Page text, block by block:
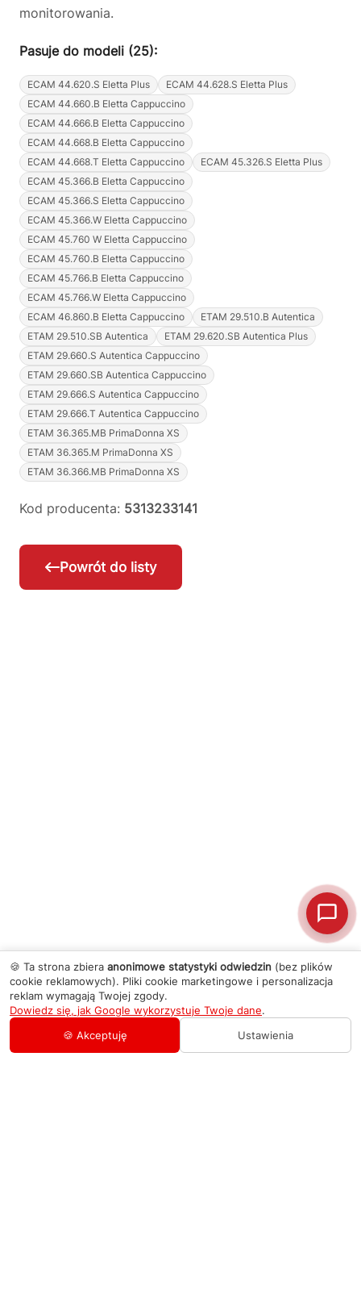
monitorowania.
Pasuje do modeli (25):
ECAM 44.620.S Eletta Plus
ECAM 44.628.S Eletta Plus
ECAM 44.660.B Eletta Cappuccino
ECAM 44.666.B Eletta Cappuccino
ECAM 44.668.B Eletta Cappuccino
ECAM 44.668.T Eletta Cappuccino
ECAM 45.326.S Eletta Plus
ECAM 45.366.B Eletta Cappuccino
ECAM 45.366.S Eletta Cappuccino
ECAM 45.366.W Eletta Cappuccino
ECAM 45.760 W Eletta Cappuccino
ECAM 45.760.B Eletta Cappuccino
ECAM 45.766.B Eletta Cappuccino
ECAM 45.766.W Eletta Cappuccino
ECAM 46.860.B Eletta Cappuccino
ETAM 29.510.B Autentica
ETAM 29.510.SB Autentica
ETAM 29.620.SB Autentica Plus
ETAM 29.660.S Autentica Cappuccino
ETAM 29.660.SB Autentica Cappuccino
ETAM 29.666.S Autentica Cappuccino
ETAM 29.666.T Autentica Cappuccino
ETAM 36.365.MB PrimaDonna XS
ETAM 36.365.M PrimaDonna XS
ETAM 36.366.MB PrimaDonna XS
Kod producenta: 5313233141
Powrót do listy
🍪 Ta strona zbiera anonimowe statystyki odwiedzin (bez plików
cookie reklamowych). Pliki cookie marketingowe i personalizacja
reklam wymagają Twojej zgody.
Dowiedz się, jak Google wykorzystuje Twoje dane.
🍪 Akceptuję
Ustawienia